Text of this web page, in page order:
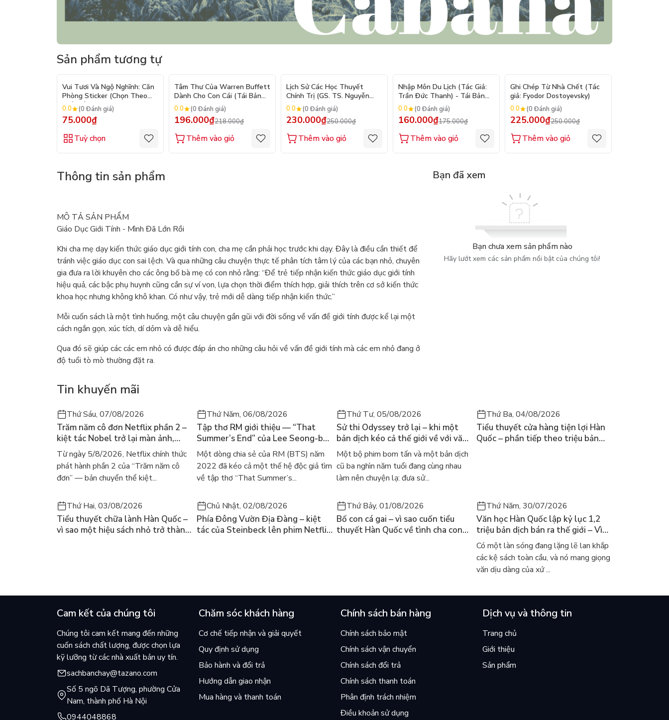
Sản phẩm tương tự
Vui Tươi Và Ngộ Nghĩnh: Căn
Phòng Sticker (Chọn Theo
Chủ Đề) - Hơn 250 Sticker
0.0 (0 Đánh giá)
75.000₫
Tuỳ chọn
- 10%
Tâm Thư Của Warren Buffett
Dành Cho Con Cái (Tái Bản
2026)
0.0 (0 Đánh giá)
196.000₫218.000₫
Thêm vào giỏ
Lịch Sử Các Học Thuyết
Chính Trị (GS. TS. Nguyễn
Đăng Dung)
0.0 (0 Đánh giá)
230.000₫250.000₫
Thêm vào giỏ
- 9%
Nhập Môn Du Lịch (Tác Giả:
Trần Đức Thanh) - Tái Bản
2026
0.0 (0 Đánh giá)
160.000₫175.000₫
Thêm vào giỏ
- 10%
Ghi Chép Từ Nhà Chết (Tác
giả: Fyodor Dostoyevsky)
0.0 (0 Đánh giá)
225.000₫250.000₫
Thêm vào giỏ
Thông tin sản phẩm
MÔ TẢ SẢN PHẨM
Giáo Dục Giới Tính - Mình Đã Lớn Rồi
Khi cha mẹ dạy kiến thức giáo dục giới tính con, cha mẹ cần phải học trước khi dạy. Đây là điều cần thiết để
tránh việc giáo dục con sai lệch. Và qua những câu chuyện thực tế phân tích tâm lý của các bạn nhỏ, chuyên
gia đưa ra lời khuyên cho các ông bố bà mẹ có con nhỏ rằng: “Để trẻ tiếp nhận kiến thức giáo dục giới tính
hiệu quả, các bậc phụ huynh cũng cần sự ví von, lựa chọn thời điểm thích hợp, giải thích trên cơ sở kiến thức
khoa học nhưng không khô khan. Có như vậy, trẻ mới dễ dàng tiếp nhận kiến thức.”
Mỗi cuốn sách là một tình huống, một câu chuyện gần gũi với đời sống về vấn đề giới tính được kể lại một
cách ngắn gọn, xúc tích, dí dỏm và dễ hiểu.
Qua đó sẽ giúp các các em nhỏ có được đáp án cho những câu hỏi về vấn đề giới tính mà các em nhỏ đang ở
độ tuổi tò mò thường đặt ra.
Bạn đã xem
Bạn chưa xem sản phẩm nào
Hãy lướt xem các sản phẩm nổi bật của chúng tôi!
Tin khuyến mãi
Thứ Sáu, 07/08/2026
Trăm năm cô đơn Netflix phần 2 –
kiệt tác Nobel trở lại màn ảnh,
dòng người tìm đọc lại García
Márquez
Từ ngày 5/8/2026, Netflix chính thức
phát hành phần 2 của “Trăm năm cô
đơn” — bản chuyển thể kiệt...
Thứ Năm, 06/08/2026
Tập thơ RM giới thiệu — “That
Summer’s End” của Lee Seong-bok
ra mắt bản tiếng Anh sau 4 năm
gây sốt
Một dòng chia sẻ của RM (BTS) năm
2022 đã kéo cả một thế hệ độc giả tìm
về tập thơ “That Summer’s...
Thứ Tư, 05/08/2026
Sử thi Odyssey trở lại – khi một
bản dịch kéo cả thế giới về với văn
học kinh điển
Một bộ phim bom tấn và một bản dịch
cũ ba nghìn năm tuổi đang cùng nhau
làm nên chuyện lạ: đưa sử...
Thứ Ba, 04/08/2026
Tiểu thuyết cửa hàng tiện lợi Hàn
Quốc – phần tiếp theo triệu bản
Thứ Hai, 03/08/2026
Tiểu thuyết chữa lành Hàn Quốc –
vì sao một hiệu sách nhỏ trở thành
Chủ Nhật, 02/08/2026
Phía Đông Vườn Địa Đàng – kiệt
tác của Steinbeck lên phim Netflix
Thứ Bảy, 01/08/2026
Bố con cá gai – vì sao cuốn tiểu
thuyết Hàn Quốc về tình cha con
Thứ Năm, 30/07/2026
Văn học Hàn Quốc lập kỷ lục 1,2
triệu bản dịch bán ra thế giới – Vì
sao cả thế giới đang đọc sách Hàn?
Có một làn sóng đang lặng lẽ lan khắp
các kệ sách toàn cầu, và nó mang giọng
văn dịu dàng của xứ ...
Cam kết của chúng tôi
Chúng tôi cam kết mang đến những
cuốn sách chất lượng, được chọn lựa
kỹ lưỡng từ các nhà xuất bản uy tín.
sachbanchay@tazano.com
Số 5 ngõ Dã Tượng, phường Cửa
Nam, thành phố Hà Nội
0944048868
Chăm sóc khách hàng
Cơ chế tiếp nhận và giải quyết
Quy định sử dụng
Bảo hành và đổi trả
Hướng dẫn giao nhận
Mua hàng và thanh toán
Chính sách bán hàng
Chính sách bảo mật
Chính sách vận chuyển
Chính sách đổi trả
Chính sách thanh toán
Phân định trách nhiệm
Điều khoản sử dụng
Dịch vụ và thông tin
Trang chủ
Giới thiệu
Sản phẩm